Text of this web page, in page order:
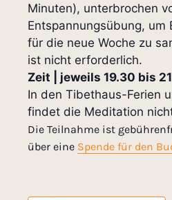
Minuten), unterbrochen
Entspannungsübung, um
für die neue Woche zu
ist nicht erforderlich.
Zeit | jeweils 19.30 bis
In den Tibethaus-Ferien
findet die Meditation
Die Teilnahme ist
über eine Spende für den